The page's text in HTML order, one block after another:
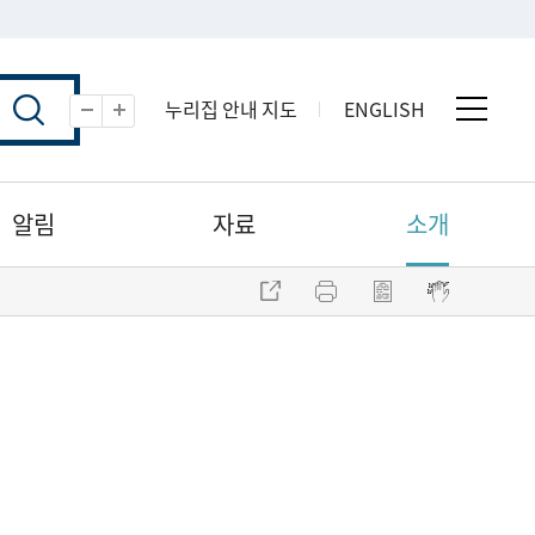
축소 누리집 안내 지도 ENGLISH
알림 자료 소개
주소 복사 프린트 점자파일 내려받기